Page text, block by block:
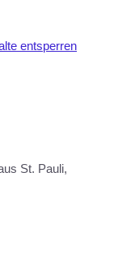
entsperren
St. Pauli,